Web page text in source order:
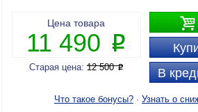

В
Цена товара
11 490 P
Старая цена:12 500P
Что такое бонусы? · Узнать о